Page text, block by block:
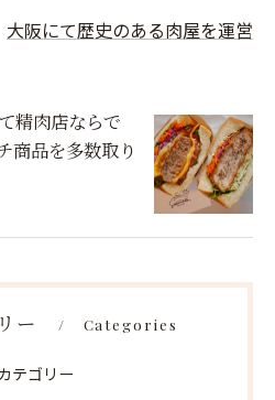
大阪にて歴史のある肉屋を運営
精肉店ならで
商品を多数取り
ー Categories
テゴリー